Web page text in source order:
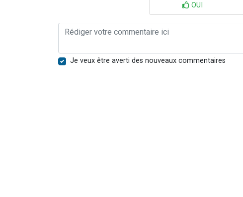
OUI
Je veux être averti des nouveaux commentaires